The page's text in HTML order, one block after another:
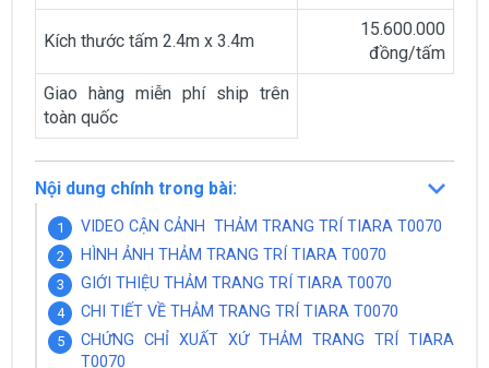
Kích thước tấm 2.4m x 3.4m
15.600.000
đồng/tấm
Giao hàng miễn phí ship trên
toàn quốc
Nội dung chính trong bài:
VIDEO CẬN CẢNH THẢM TRANG TRÍ TIARA T0070
HÌNH ẢNH THẢM TRANG TRÍ TIARA T0070
GIỚI THIỆU THẢM TRANG TRÍ TIARA T0070
CHI TIẾT VỀ THẢM TRANG TRÍ TIARA T0070
CHỨNG CHỈ XUẤT XỨ THẢM TRANG TRÍ TIARA
T0070